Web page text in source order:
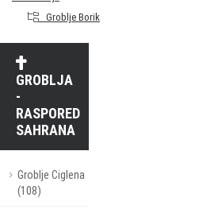
Groblje Borik
GROBLJA
-
RASPORED
SAHRANA
Groblje Ciglena
(108)